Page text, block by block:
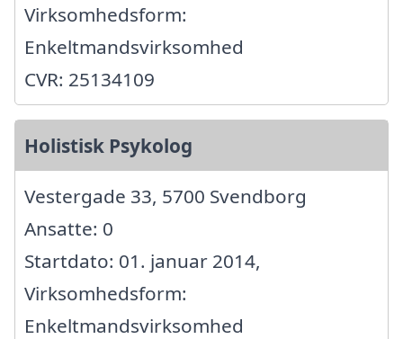
Virksomhedsform:
Enkeltmandsvirksomhed
CVR: 25134109
Holistisk Psykolog
Vestergade 33, 5700 Svendborg
Ansatte: 0
Startdato: 01. januar 2014,
Virksomhedsform:
Enkeltmandsvirksomhed